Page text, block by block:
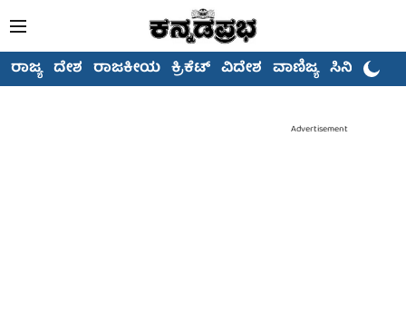
ರಾಜ್ಯ ದೇಶ ರಾಜಕೀಯ ಕ್ರಿಕೆಟ್ ವಿದೇಶ ವಾಣಿಜ್ಯ ಸಿನಿಮಾ
Advertisement